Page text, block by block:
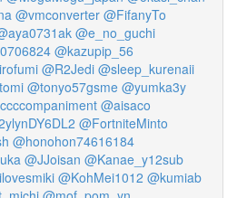
@vmconverter @FifanyTo
@e_no_guchi
@kazupip_56
@R2Jedi @sleep_kurenaii
@tonyo57gsme @yumka3y
@aisaco
@FortniteMinto
@honohon74616184
@JJoisan @Kanae_y12sub
@KohMei1012 @kumiab